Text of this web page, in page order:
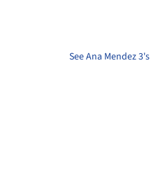
See Ana Mendez